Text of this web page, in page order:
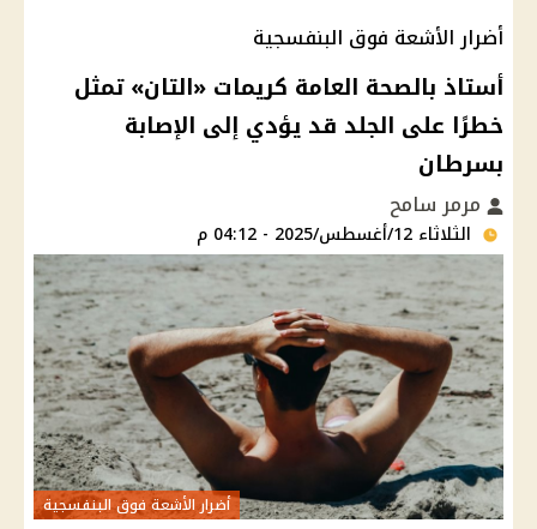
أضرار الأشعة فوق البنفسجية
أستاذ بالصحة العامة كريمات «التان» تمثل
خطرًا على الجلد قد يؤدي إلى الإصابة
بسرطان
مرمر سامح
الثلاثاء 12/أغسطس/2025 - 04:12 م
أضرار الأشعة فوق البنفسجية